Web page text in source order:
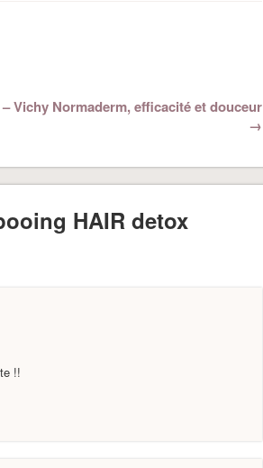
– Vichy Normaderm, efficacité et douceur
→
HAIR detox
!!